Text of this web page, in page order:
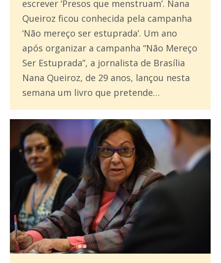
escrever ‘Presos que menstruam’. Nana
Queiroz ficou conhecida pela campanha
‘Não mereço ser estuprada’. Um ano
após organizar a campanha “Não Mereço
Ser Estuprada”, a jornalista de Brasília
Nana Queiroz, de 29 anos, lançou nesta
semana um livro que pretende…